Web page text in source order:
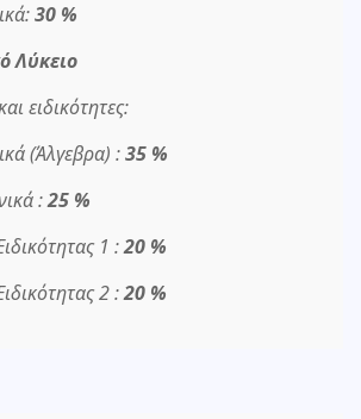
30 %
Λύκειο
ειδικότητες:
(Άλγεβρα) :35 %
:25 %
1 :20 %
2 :20 %